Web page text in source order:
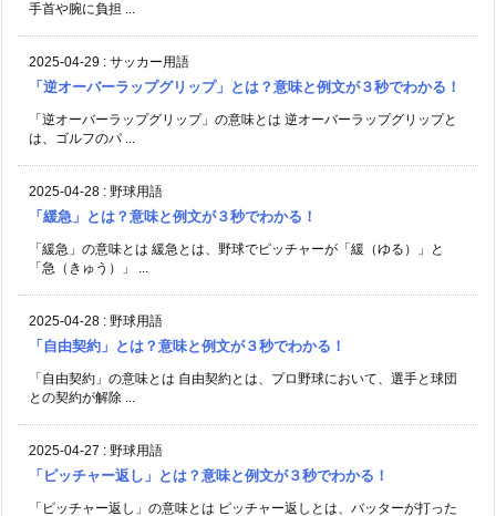
手首や腕に負担 ...
2025-04-29 : サッカー用語
「逆オーバーラップグリップ」とは？意味と例文が３秒でわかる！
「逆オーバーラップグリップ」の意味とは 逆オーバーラップグリップと
は、ゴルフのパ ...
2025-04-28 : 野球用語
「緩急」とは？意味と例文が３秒でわかる！
「緩急」の意味とは 緩急とは、野球でピッチャーが「緩（ゆる）」と
「急（きゅう）」 ...
2025-04-28 : 野球用語
「自由契約」とは？意味と例文が３秒でわかる！
「自由契約」の意味とは 自由契約とは、プロ野球において、選手と球団
との契約が解除 ...
2025-04-27 : 野球用語
「ピッチャー返し」とは？意味と例文が３秒でわかる！
「ピッチャー返し」の意味とは ピッチャー返しとは、バッターが打った